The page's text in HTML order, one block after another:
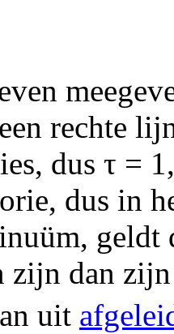
rechte
dus τ =
dus in
geldt
zijn dan
uit